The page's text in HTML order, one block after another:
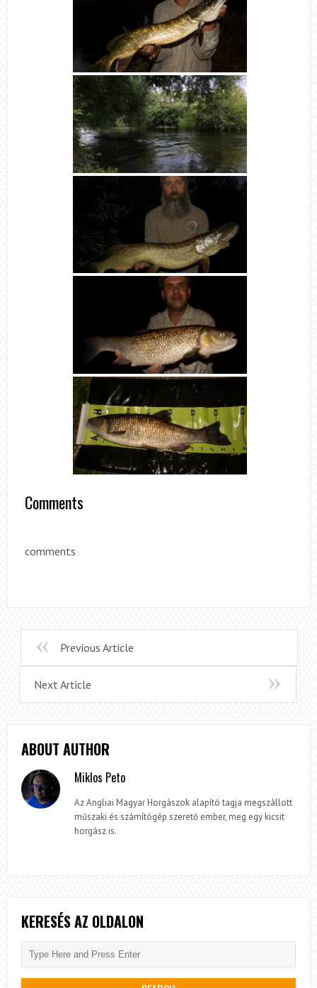
Comments
comments
Previous Article
Next Article
ABOUT AUTHOR
Miklos Peto
Az Angliai Magyar Horgászok alapító tagja megszàllott
műszaki és számítógép szerető ember, meg egy kicsit
horgász is.
KERESÉS AZ OLDALON